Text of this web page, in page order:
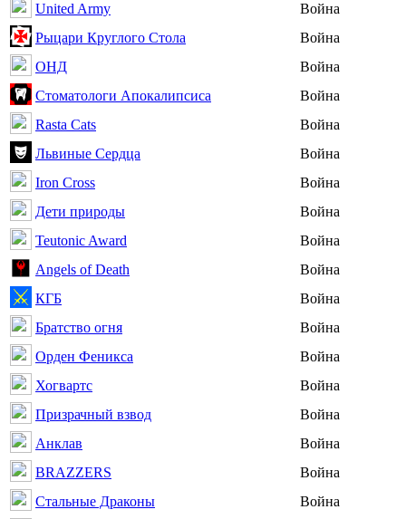
United Army
Война
Рыцари Круглого Стола
Война
ОНД
Война
Стоматологи Апокалипсиса
Война
Rasta Cats
Война
Львиные Сердца
Война
Iron Cross
Война
Дети природы
Война
Teutonic Award
Война
Angels of Death
Война
КГБ
Война
Братство огня
Война
Орден Феникса
Война
Хогвартс
Война
Призрачный взвод
Война
Анклав
Война
BRAZZERS
Война
Стальные Драконы
Война